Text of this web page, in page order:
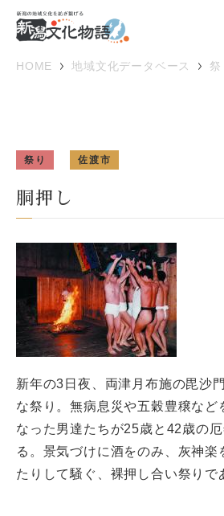
HOME 地域文化データベース 祭
祭り 佐渡市
胴押し
新年の3日夜、両津月布施の毘沙
な祭り。無病息災や五穀豊穣など
なった男達たちが25歳と42歳の
る。景気づけに酒をのみ、灰神楽
たりして騒ぐ、裸押し合い祭りで